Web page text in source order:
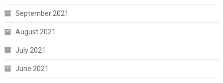
September 2021
August 2021
July 2021
June 2021